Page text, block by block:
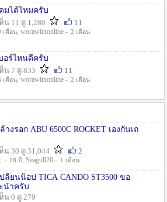
มได้ไหมครับ
น 11 ดู 1,280
11
เดือน, worawitnonline - 2 เดือน
อร์ไหนดีครับ
น 7 ดู 833
11
เดือน, worawitnonline - 2 เดือน
งรอก ABU 6500C ROCKET เองกันเถ
น 30 ดู 31,044
2
- 18 ปี , Seagull20 - 1 เดือน
ลี่ยนน็อป TICA CANDO ST3500 ขอ
นำครับ
น 0 ดู 279